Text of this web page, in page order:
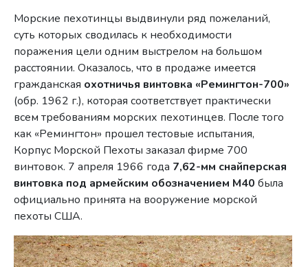
Морские пехотинцы выдвинули ряд пожеланий,
суть которых сводилась к необходимости
поражения цели одним выстрелом на большом
расстоянии. Оказалось, что в продаже имеется
гражданская охотничья винтовка «Ремингтон-700»
(обр. 1962 г.), которая соответствует практически
всем требованиям морских пехотинцев. После того
как «Ремингтон» прошел тестовые испытания,
Корпус Морской Пехоты заказал фирме 700
винтовок. 7 апреля 1966 года 7,62-мм снайперская
винтовка под армейским обозначением М40 была
официально принята на вооружение морской
пехоты США.